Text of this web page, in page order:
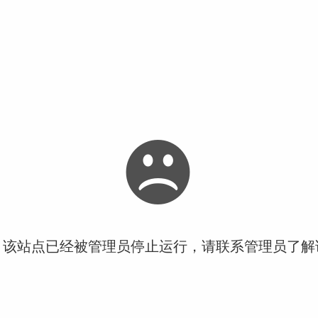
站点已经被管理员停止运行，请联系管理员了